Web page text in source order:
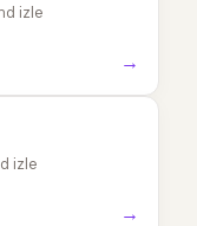
izle
→
izle
→